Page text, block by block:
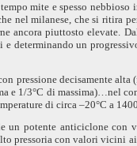
mite e spesso
nel milanese, che si ritira
ancora piuttosto
e determinando un
pressione decisamente
e 1/3°C di massima)…nel
di circa –20°C a
un potente anticiclone con
pressoria con valori vicini